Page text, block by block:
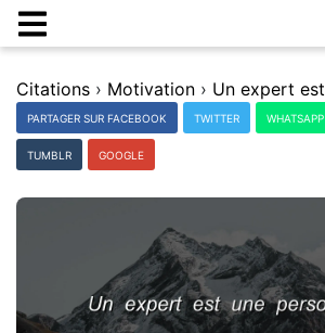
Citations › Motivation ›
PARTAGER SUR FACEBOOK TWITTER WHATSAPP
TUMBLR GOOGLE